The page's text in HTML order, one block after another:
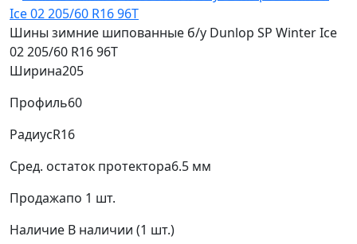
Шины зимние шипованные б/у Dunlop SP Winter Ice
02 205/60 R16 96T
Ширина205
Профиль60
РадиусR16
Сред. остаток протектора6.5 мм
Продажапо 1 шт.
Наличие В наличии (1 шт.)